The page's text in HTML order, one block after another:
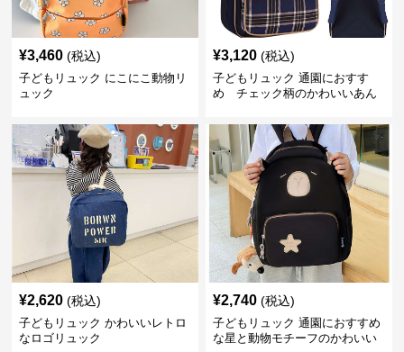
¥3,460 (税込)
子どもリュック にこにこ動物リ
ュック
¥3,120 (税込)
子どもリュック 通園におすす
め チェック柄のかわいいあん
¥2,620 (税込)
子どもリュック かわいいレトロ
なロゴリュック
¥2,740 (税込)
子どもリュック 通園におすすめ
な星と動物モチーフのかわいい